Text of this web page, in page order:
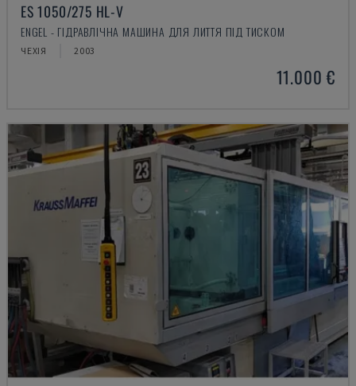
ES 1050/275 HL-V
ENGEL - ГІДРАВЛІЧНА МАШИНА ДЛЯ ЛИТТЯ ПІД ТИСКОМ
ЧЕХІЯ 2003
11.000 €